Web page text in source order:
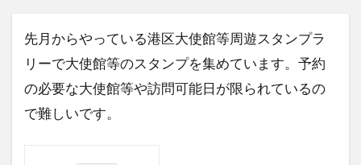
先月からやっている港区大使館等周遊スタンプラ
リーで大使館等のスタンプを集めています。予約
の必要な大使館等や訪問可能日が限られているの
で難しいです。